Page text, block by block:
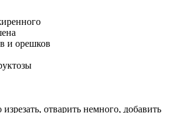
и орешков
отварить немного, добавить